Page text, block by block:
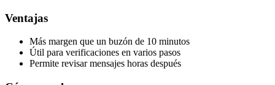
Ventajas
Más margen que un buzón de 10 minutos
Útil para verificaciones en varios pasos
Permite revisar mensajes horas después